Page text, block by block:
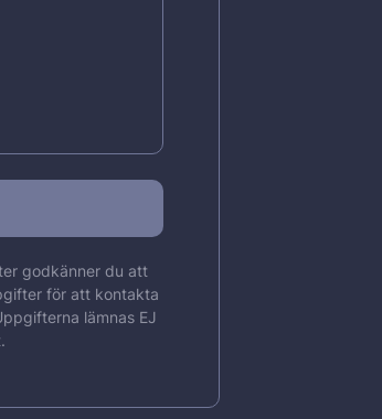
godkänner du att
för att kontakta
lämnas EJ